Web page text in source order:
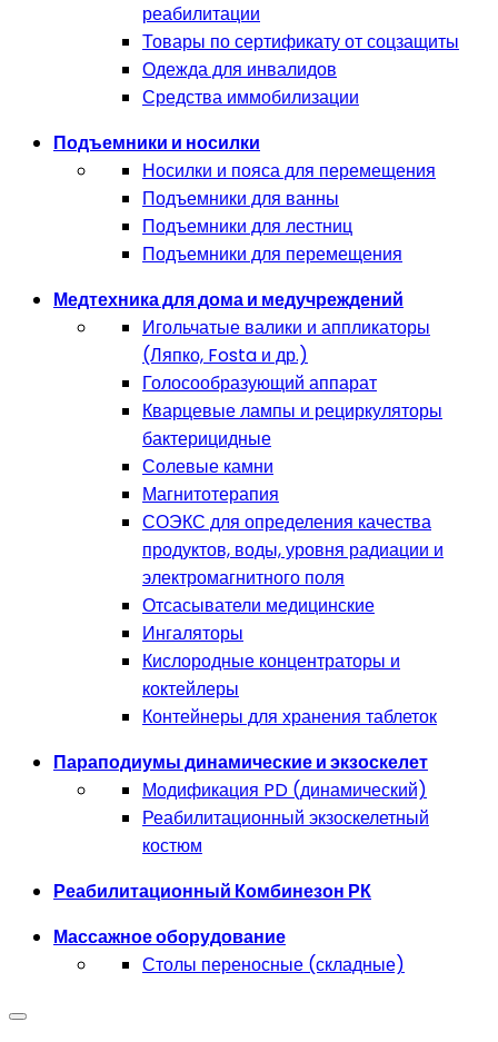
реабилитации
Товары по сертификату от соцзащиты
Одежда для инвалидов
Средства иммобилизации
Подъемники и носилки
Носилки и пояса для перемещения
Подъемники для ванны
Подъемники для лестниц
Подъемники для перемещения
Медтехника для дома и медучреждений
Игольчатые валики и аппликаторы
(Ляпко, Fosta и др.)
Голосообразующий аппарат
Кварцевые лампы и рециркуляторы
бактерицидные
Солевые камни
Магнитотерапия
СОЭКС для определения качества
продуктов, воды, уровня радиации и
электромагнитного поля
Отсасыватели медицинские
Ингаляторы
Кислородные концентраторы и
коктейлеры
Контейнеры для хранения таблеток
Параподиумы динамические и экзоскелет
Модификация PD (динамический)
Реабилитационный экзоскелетный
костюм
Реабилитационный Комбинезон РК
Массажное оборудование
Столы переносные (складные)